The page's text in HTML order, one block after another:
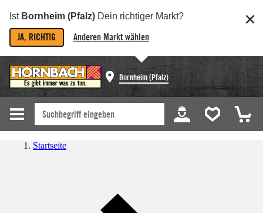
Ist Bornheim (Pfalz) Dein richtiger Markt?
JA, RICHTIG Anderen Markt wählen
Bornheim (Pfalz)
Startseite